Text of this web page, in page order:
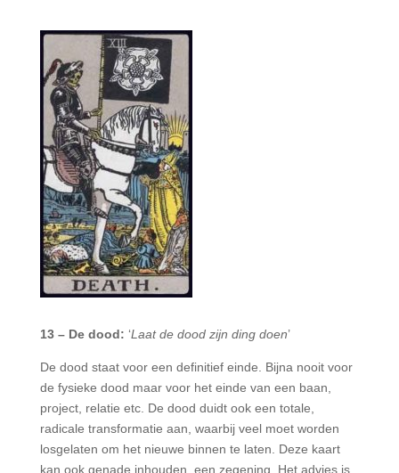
13 – De dood: ‘Laat de dood zijn ding doen’
De dood staat voor een definitief einde. Bijna nooit voor
de fysieke dood maar voor het einde van een baan,
project, relatie etc. De dood duidt ook een totale,
radicale transformatie aan, waarbij veel moet worden
losgelaten om het nieuwe binnen te laten. Deze kaart
kan ook genade inhouden, een zegening. Het advies is